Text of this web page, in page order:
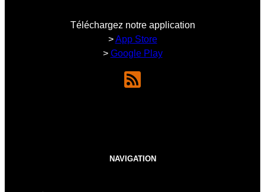
Téléchargez notre application
>App Store
> Google Play
NAVIGATION